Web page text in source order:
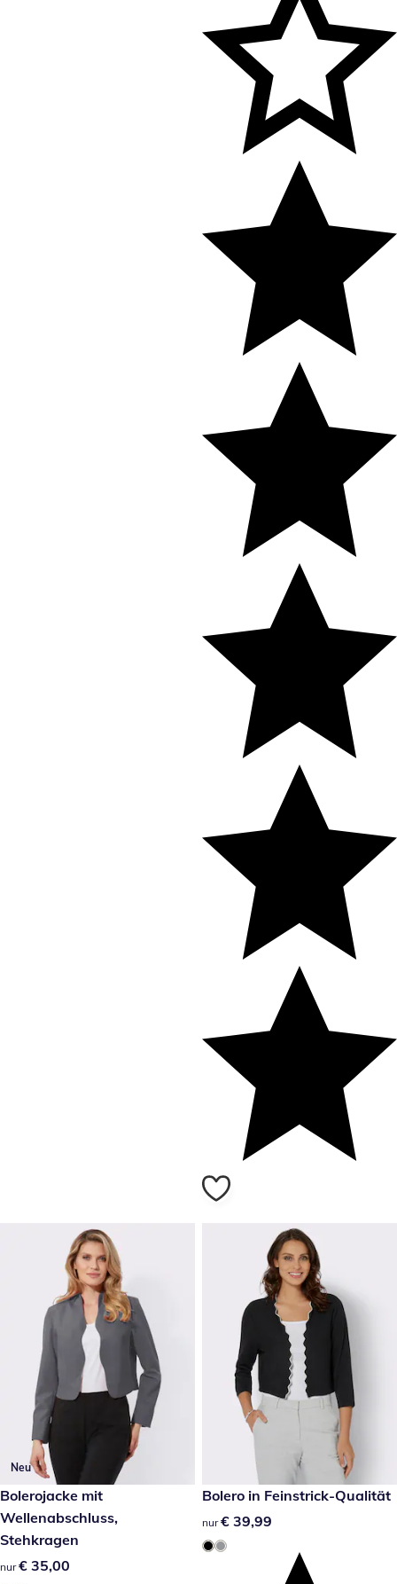
Neu
€ 35,00
Bolerojacke mit
Wellenabschluss,
Stehkragen
€ 35,00
nur € 35,00
€ 39,99
Bolero in Feinstrick-Qualität
€ 39,99
nur € 39,99